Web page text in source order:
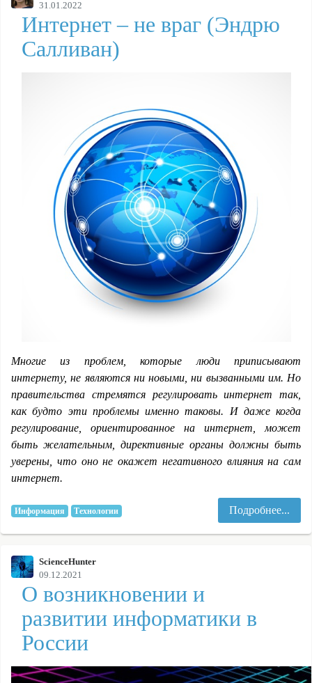
31.01.2022
Интернет – не враг (Эндрю
Салливан)
Многие из проблем, которые люди приписывают
интернету, не являются ни новыми, ни вызванными им. Но
правительства стремятся регулировать интернет так,
как будто эти проблемы именно таковы. И даже когда
регулирование, ориентированное на интернет, может
быть желательным, директивные органы должны быть
уверены, что оно не окажет негативного влияния на сам
интернет.
Информация Технологии Подробнее...
ScienceHunter
09.12.2021
О возникновении и
развитии информатики в
России